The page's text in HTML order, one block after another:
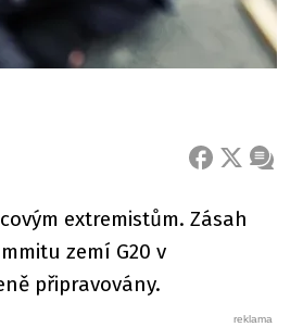
FACEBOOK
X
extremistům. Zásah
zemí G20 v
připravovány.